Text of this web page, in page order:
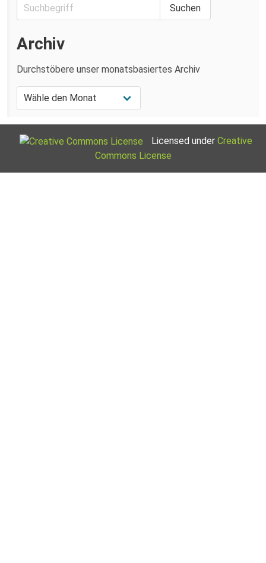
Archiv
Durchstöbere unser monatsbasiertes Archiv
Licensed under Creative
Commons License